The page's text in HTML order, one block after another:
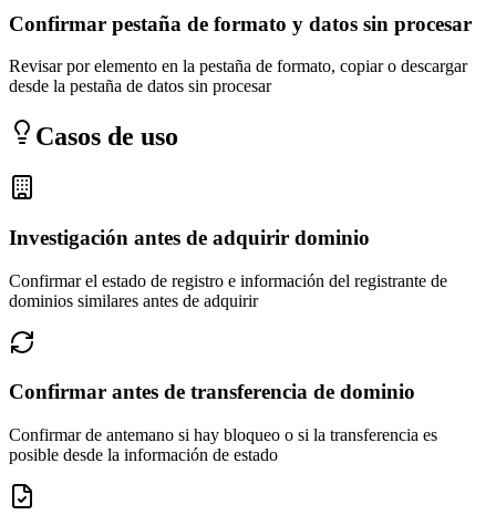
Confirmar pestaña de formato y datos sin procesar
Revisar por elemento en la pestaña de formato, copiar o descargar
desde la pestaña de datos sin procesar
Casos de uso
Investigación antes de adquirir dominio
Confirmar el estado de registro e información del registrante de
dominios similares antes de adquirir
Confirmar antes de transferencia de dominio
Confirmar de antemano si hay bloqueo o si la transferencia es
posible desde la información de estado